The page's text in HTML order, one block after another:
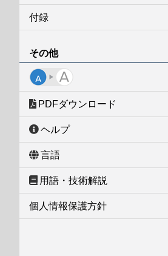
付録
その他
PDFダウンロード
ヘルプ
言語
用語・技術解説
個人情報保護方針